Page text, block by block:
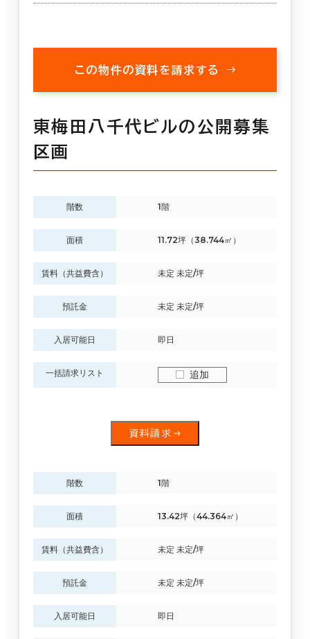
この物件の資料を請求する
東梅田八千代ビルの公開募集
区画
階数 1階
面積 11.72坪（38.744㎡）
賃料（共益費含） 未定 未定/坪
預託金 未定 未定/坪
入居可能日 即日
一括請求リスト 追加
資料請求
階数 1階
面積 13.42坪（44.364㎡）
賃料（共益費含） 未定 未定/坪
預託金 未定 未定/坪
入居可能日 即日